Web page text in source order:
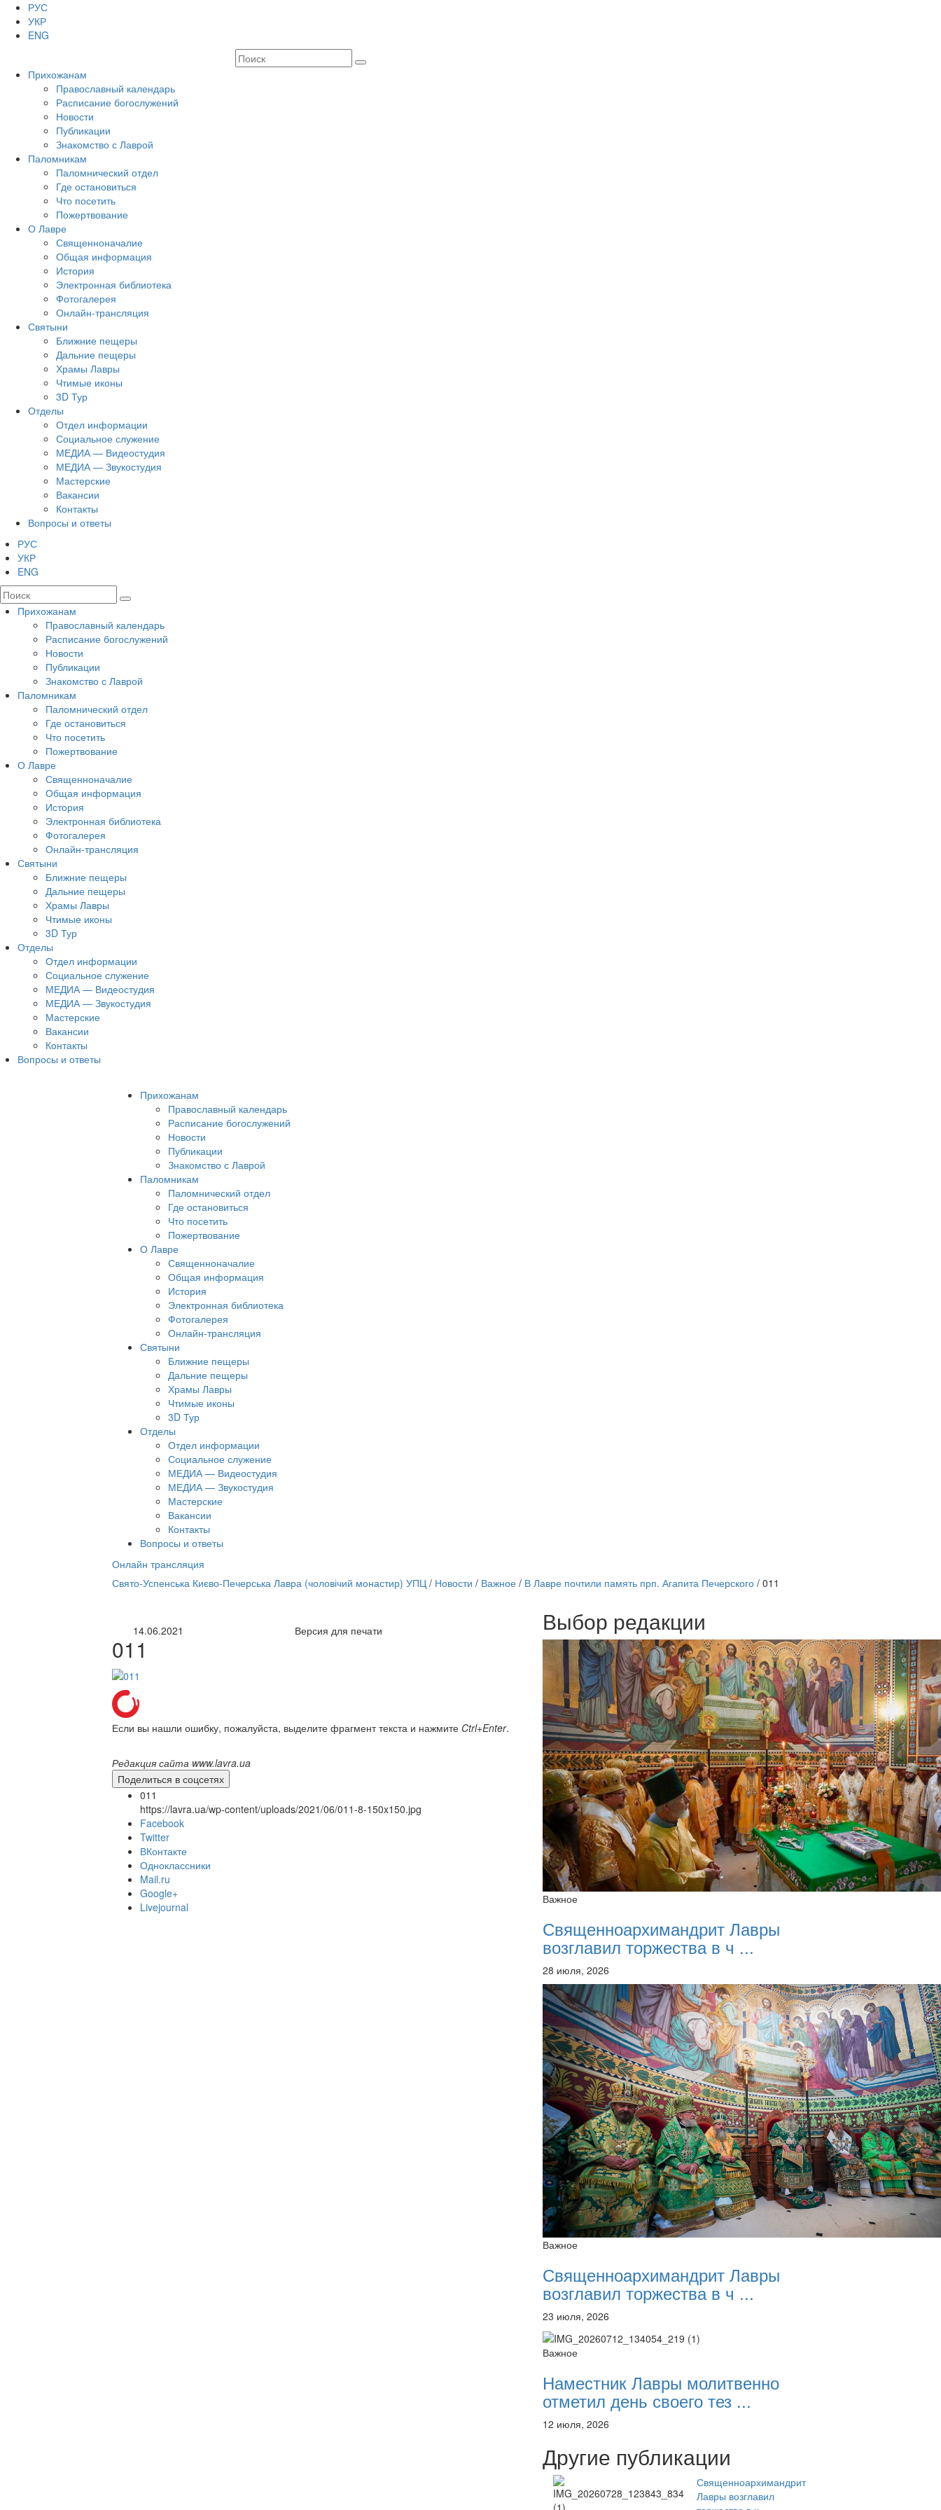
РУС
УКР
ENG
Прихожанам
Православный календарь
Расписание богослужений
Новости
Публикации
Знакомство с Лаврой
Паломникам
Паломнический отдел
Где остановиться
Что посетить
Пожертвование
О Лавре
Священноначалие
Общая информация
История
Электронная библиотека
Фотогалерея
Онлайн-трансляция
Святыни
Ближние пещеры
Дальние пещеры
Храмы Лавры
Чтимые иконы
3D Тур
Отделы
Отдел информации
Социальное служение
МЕДИА — Видеостудия
МЕДИА — Звукостудия
Мастерские
Вакансии
Контакты
Вопросы и ответы
РУС
УКР
ENG
Прихожанам
Православный календарь
Расписание богослужений
Новости
Публикации
Знакомство с Лаврой
Паломникам
Паломнический отдел
Где остановиться
Что посетить
Пожертвование
О Лавре
Священноначалие
Общая информация
История
Электронная библиотека
Фотогалерея
Онлайн-трансляция
Святыни
Ближние пещеры
Дальние пещеры
Храмы Лавры
Чтимые иконы
3D Тур
Отделы
Отдел информации
Социальное служение
МЕДИА — Видеостудия
МЕДИА — Звукостудия
Мастерские
Вакансии
Контакты
Вопросы и ответы
Прихожанам
Православный календарь
Расписание богослужений
Новости
Публикации
Знакомство с Лаврой
Паломникам
Паломнический отдел
Где остановиться
Что посетить
Пожертвование
О Лавре
Священноначалие
Общая информация
История
Электронная библиотека
Фотогалерея
Онлайн-трансляция
Святыни
Ближние пещеры
Дальние пещеры
Храмы Лавры
Чтимые иконы
3D Тур
Отделы
Отдел информации
Социальное служение
МЕДИА — Видеостудия
МЕДИА — Звукостудия
Мастерские
Вакансии
Контакты
Вопросы и ответы
Онлайн трансляция
12 сентября
Онлайн трансляции
Веб-камеры
12 сентября 2015Название трансляции
12 сентября 2015Название трансляции
12 сентября 2015Название трансляции
12 сентября 2015Название трансляции
12 сентября 2015 Название трансляции
12 сентября 2015Название трансляции
12 сентября 2015Название трансляции
12 сентября 2015Название трансляции
Перейти к архиву
Свято-Успенська Києво-Печерська Лавра (чоловічий монастир) УПЦ/ Новости / Важное/ В Лавре почтили память прп. Агапита Печерского/ 011
14.06.2021 Версия для печати
011
Если вы нашли ошибку, пожалуйста, выделите фрагмент текста и нажмите Ctrl+Enter.
Редакция сайта www.lavra.ua
Поделиться в соцсетях
011
https://lavra.ua/wp-content/uploads/2021/06/011-8-150x150.jpg
Facebook
Twitter
ВКонтакте
Одноклассники
Mail.ru
Google+
Livejournal
Выбор редакции
Важное
Священноархимандрит Лавры
возглавил торжества в ч ...
28 июля, 2026
Важное
Священноархимандрит Лавры
возглавил торжества в ч ...
23 июля, 2026
Важное
Наместник Лавры молитвенно
отметил день своего тез ...
12 июля, 2026
Другие публикации
Священноархимандрит
Лавры возглавил